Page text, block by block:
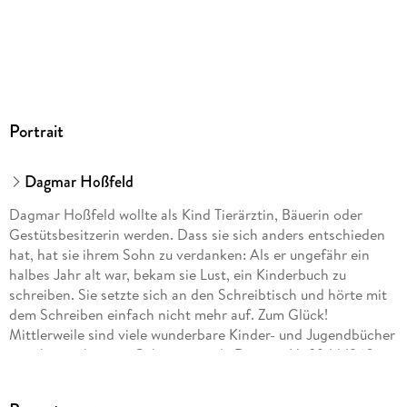
Portrait
Dagmar Hoßfeld
Dagmar Hoßfeld wollte als Kind Tierärztin, Bäuerin oder
Gestütsbesitzerin werden. Dass sie sich anders entschieden
hat, hat sie ihrem Sohn zu verdanken: Als er ungefähr ein
halbes Jahr alt war, bekam sie Lust, ein Kinderbuch zu
schreiben. Sie setzte sich an den Schreibtisch und hörte mit
dem Schreiben einfach nicht mehr auf. Zum Glück!
Mittlerweile sind viele wunderbare Kinder- und Jugendbücher
von ihr erschienen. Geboren wurde Dagmar Hoßfeld 1960 in